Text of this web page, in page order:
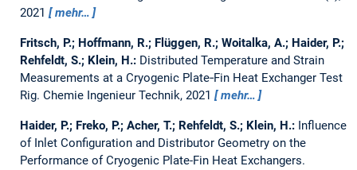
2021
mehr…
Fritsch, P.; Hoffmann, R.; Flüggen, R.; Woitalka, A.; Haider, P.;
Rehfeldt, S.; Klein, H.: Distributed Temperature and Strain
Measurements at a Cryogenic Plate‐Fin Heat Exchanger Test
Rig. Chemie Ingenieur Technik, 2021 mehr…
Haider, P.; Freko, P.; Acher, T.; Rehfeldt, S.; Klein, H.: Influence
of Inlet Configuration and Distributor Geometry on the
Performance of Cryogenic Plate-Fin Heat Exchangers.